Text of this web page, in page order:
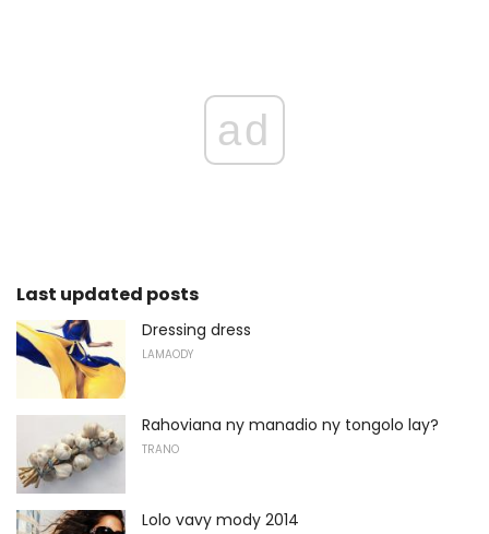
ad
Last updated posts
Dressing dress
LAMAODY
Rahoviana ny manadio ny tongolo lay?
TRANO
Lolo vavy mody 2014